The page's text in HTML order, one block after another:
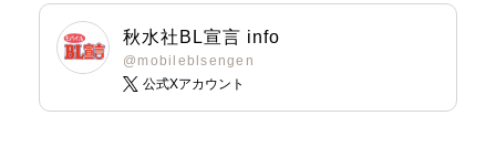
秋水社BL宣言 info
@mobileblsengen
公式Xアカウント